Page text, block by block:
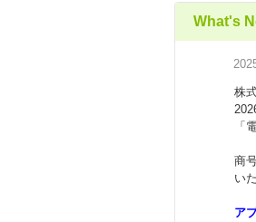
What's
株
「
商
い
ア